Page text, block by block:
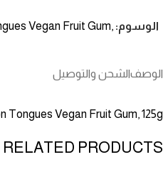
الوسوم: Vegan Fruit Gum,
الوصفالشحن والتوصيل
Tongues Vegan Fruit Gum, 125g
RELATED PRODUCTS